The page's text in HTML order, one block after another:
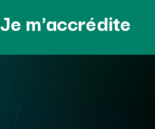
Je m'accrédite